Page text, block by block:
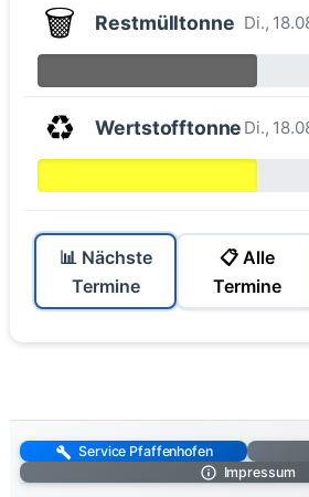
🗑️ Restmülltonne Di.,
♻️ Wertstofftonne Di.,
📊 Nächste
Termine
📋 Alle
Termine
Service Pfaffenhofen
Impressum